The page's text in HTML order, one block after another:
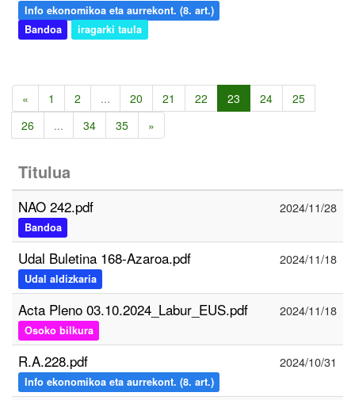
Info ekonomikoa eta aurrekont. (8. art.)
Bandoa
iragarki taula
« 1 2 ... 20 21 22 23 24
25
26
... 34 35 »
Titulua
NAO 242.pdf
Bandoa
2024/11/28
Udal Buletina 168-Azaroa.pdf
Udal aldizkaria
2024/11/18
Acta Pleno 03.10.2024_Labur_EUS.pdf
Osoko bilkura
2024/11/18
R.A.228.pdf
Info ekonomikoa eta aurrekont. (8. art.)
2024/10/31